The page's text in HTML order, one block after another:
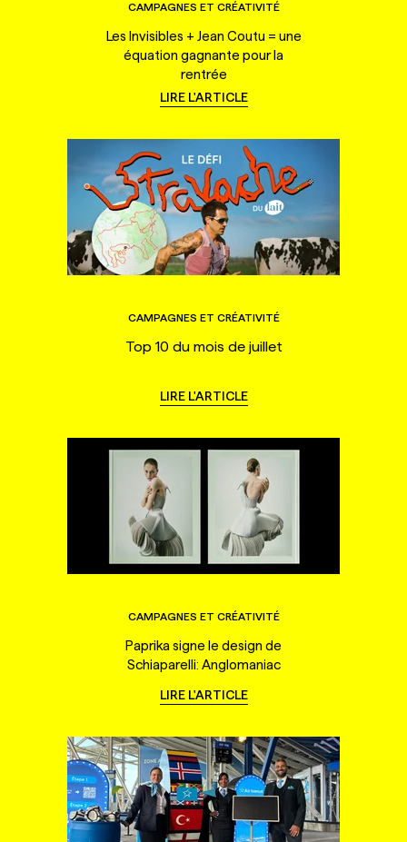
CAMPAGNES ET CRÉATIVITÉ
Les Invisibles + Jean Coutu = une
équation gagnante pour la
rentrée
LIRE L'ARTICLE
CAMPAGNES ET CRÉATIVITÉ
Top 10 du mois de juillet
LIRE L'ARTICLE
CAMPAGNES ET CRÉATIVITÉ
Paprika signe le design de
Schiaparelli: Anglomaniac
LIRE L'ARTICLE